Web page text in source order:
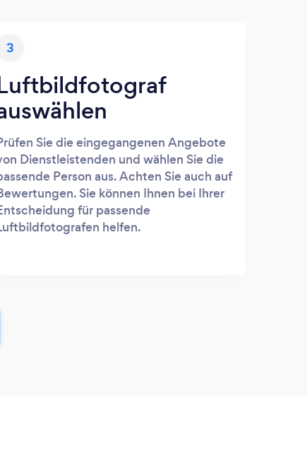
3
Sie die eingegangenen Angebote
Dienstleistenden und wählen Sie die
Person aus. Achten Sie auch auf
Sie können Ihnen bei Ihrer
für passende
helfen.